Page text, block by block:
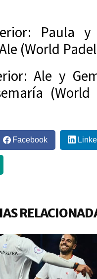
Paula
(World
Ale y
(World
Facebook